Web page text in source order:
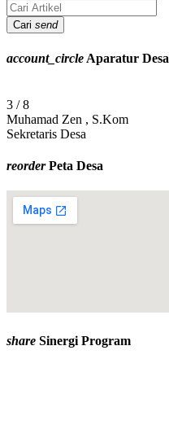
Cari send
account_circle Aparatur Desa
4 / 8
Heriyanto , S.E
Kasi Pemerintahan
reorderPeta Desa
share Sinergi Program